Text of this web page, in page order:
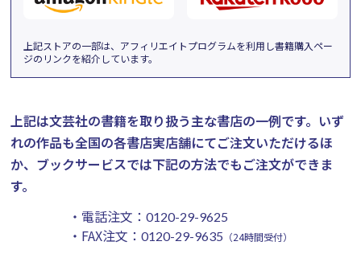
上記ストアの一部は、アフィリエイトプログラムを利用し書籍購入ペー
ジのリンクを紹介しています。
上記は文芸社の書籍を取り扱う主な書店の一例です。 いず
れの作品も全国の各書店実店舗にてご注文いただけるほ
か、ブックサービスでは下記の方法でもご注文ができま
す。
・電話注文： 0120-29-9625
・FAX注文： 0120-29-9635 （24時間受付）